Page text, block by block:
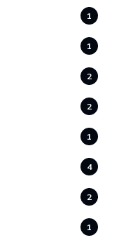
1
1
2
2
1
4
2
1